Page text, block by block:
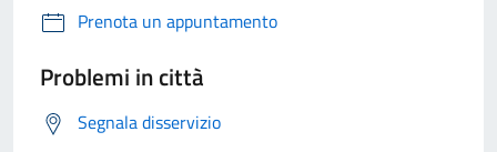
Prenota un appuntamento
Problemi in città
Segnala disservizio